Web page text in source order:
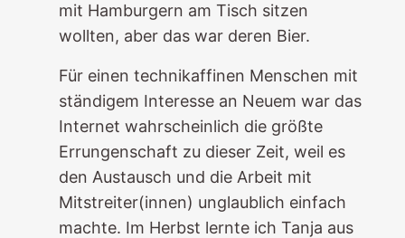
mit Hamburgern am Tisch sitzen
wollten, aber das war deren Bier.
Für einen technikaffinen Menschen mit
ständigem Interesse an Neuem war das
Internet wahrscheinlich die größte
Errungenschaft zu dieser Zeit, weil es
den Austausch und die Arbeit mit
Mitstreiter(innen) unglaublich einfach
machte. Im Herbst lernte ich Tanja aus